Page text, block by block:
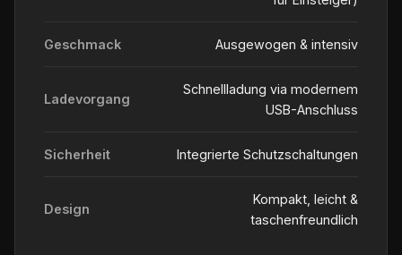
Geschmack Ausgewogen & intensiv
Ladevorgang
Schnellladung via modernem
USB-Anschluss
Sicherheit Integrierte Schutzschaltungen
Design
Kompakt, leicht &
taschenfreundlich